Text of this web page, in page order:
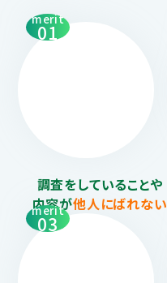
merit
01
調査をしていることや
内容が他人にばれない
merit
03